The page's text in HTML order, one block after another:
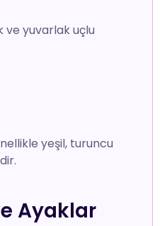
ve yuvarlak uçlu
yeşil, turuncu
Ayaklar